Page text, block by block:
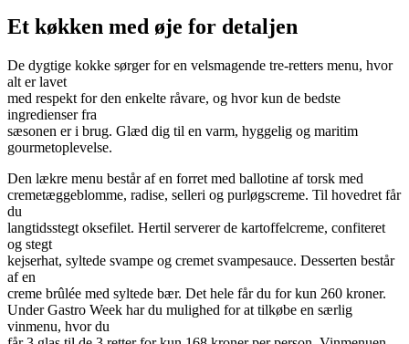
Et køkken med øje for detaljen
De dygtige kokke sørger for en velsmagende tre-retters menu, hvor
alt er lavet
med respekt for den enkelte råvare, og hvor kun de bedste
ingredienser fra
sæsonen er i brug. Glæd dig til en varm, hyggelig og maritim
gourmetoplevelse.
Den lækre menu består af en forret med ballotine af torsk med
cremetæggeblomme, radise, selleri og purløgscreme. Til hovedret får
du
langtidsstegt oksefilet. Hertil serverer de kartoffelcreme, confiteret
og stegt
kejserhat, syltede svampe og cremet svampesauce. Desserten består
af en
creme brûlée med syltede bær. Det hele får du for kun 260 kroner.
Under Gastro Week har du mulighed for at tilkøbe en særlig
vinmenu, hvor du